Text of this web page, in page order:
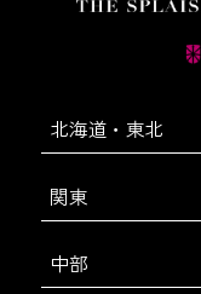
北海道・東北
関東
中部